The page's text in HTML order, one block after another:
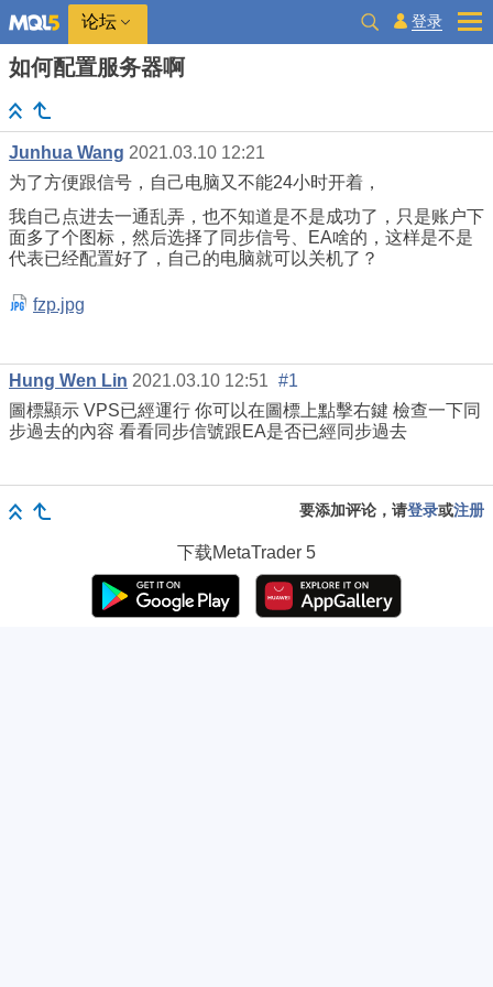
论坛 登录
如何配置服务器啊
Junhua Wang 2021.03.10 12:21
为了方便跟信号，自己电脑又不能24小时开着，
我自己点进去一通乱弄，也不知道是不是成功了，只是账户下
面多了个图标，然后选择了同步信号、EA啥的，这样是不是
代表已经配置好了，自己的电脑就可以关机了？
fzp.jpg
Hung Wen Lin 2021.03.10 12:51 #1
圖標顯示 VPS已經運行 你可以在圖標上點擊右鍵 檢查一下同
步過去的內容 看看同步信號跟EA是否已經同步過去
要添加评论，请登录或注册
下载MetaTrader 5